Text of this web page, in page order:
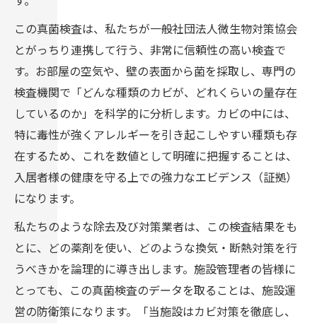
この真菌検査は、私たちが一般社団法人微生物対策協会
とがっちり連携して行う、非常に信頼性の高い検査で
す。お部屋の空気や、壁の表面から菌を採取し、専門の
検査機関で「どんな種類のカビが、どれくらいの量存在
しているのか」を科学的に分析します。カビの中には、
特に毒性が強くアレルギーを引き起こしやすい種類も存
在するため、これを数値として明確に把握することは、
入居者様の健康を守る上での強力なエビデンス（証拠）
になります。
私たちのような除去及び対策業者は、この検査結果をも
とに、どの薬剤を使い、どのような換気・断熱対策を行
うべきかを論理的に導き出します。施設管理者の皆様に
とっても、この真菌検査のデータを取ることは、施設運
営の防衛策になります。「当施設はカビ対策を徹底し、